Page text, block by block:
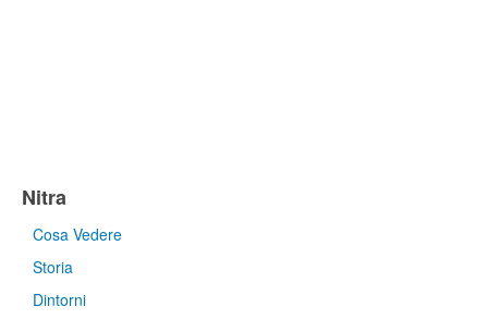
Nitra
Cosa Vedere
Storia
Dintorni